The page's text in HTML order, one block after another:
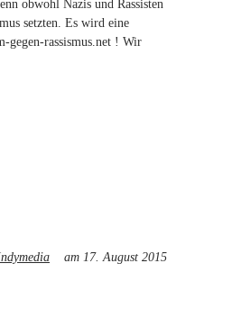
obwohl Nazis und Rassisten
setzten. Es wird eine
gegen-rassismus.net ! Wir
(link is external)
am 17. August 2015